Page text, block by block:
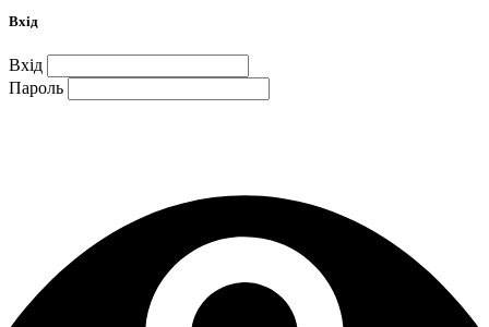
Вхід
Вхід
Пароль